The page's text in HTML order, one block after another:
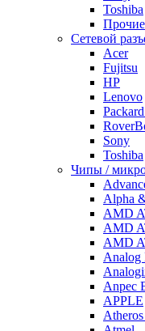
Toshiba
Прочие
Сетевой
Acer
Fujitsu
HP
Lenovo
Sony
Toshiba
Чипы /
Alpha
AMD
AMD
AMD
Analog
Anpec
APPLE